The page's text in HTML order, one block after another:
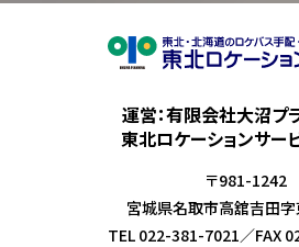
運営：有限会社大沼プ
東北ロケーションサー
〒981-1242
宮城県名取市高舘吉田
TEL 022-381-7021／FAX